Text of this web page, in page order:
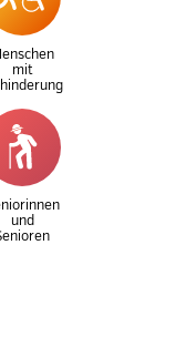
mit
und